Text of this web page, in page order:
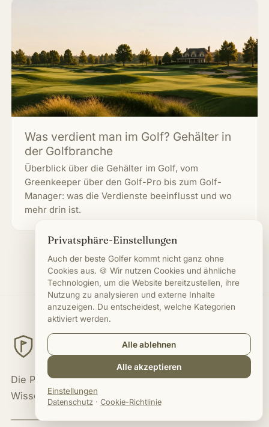
Was verdient man im Golf? Gehälter in
der Golfbranche
Überblick über die Gehälter im Golf, vom
Greenkeeper über den Golf-Pro bis zum Golf-
Manager: was die Verdienste beeinflusst und wo
mehr drin ist.
JOBS
IM GOLF BUSINESS
Die Plattform für Karriere, Jobs und
Wissen in der Golfbranche.
Privatsphäre-Einstellungen
Auch der beste Golfer kommt nicht ganz ohne
Cookies aus. 🍪 Wir nutzen Cookies und ähnliche
Technologien, um die Website bereitzustellen, ihre
Nutzung zu analysieren und externe Inhalte
anzuzeigen. Du entscheidest, welche Kategorien
aktiviert werden.
Alle ablehnen
Alle akzeptieren
Einstellungen
Datenschutz· Cookie-Richtlinie